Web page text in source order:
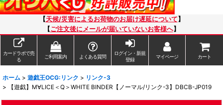
【天候/災害によるお荷物のお届け遅延について 】
【ご注文後にメールが届いていないお客様へ】
カードラボで売
る
ご利用案内 よくある質問
ログイン・新規
登録
マイページ カート
ホーム > 遊戯王OCG:リンク > リンク-3
>
【遊戯】M∀LICE＜Q＞WHITE BINDER【ノーマル/リンク-3】DBCB-JP019